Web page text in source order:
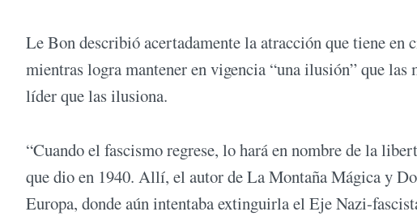
Le Bon describió acertadamente la atracción que tiene
mientras logra mantener en vigencia “una ilusión” que las
líder que las ilusiona.
“Cuando el fascismo regrese, lo hará en nombre de la
que dio en 1940. Allí, el autor de La Montaña Mágica y
Europa, donde aún intentaba extinguirla el Eje Nazi-